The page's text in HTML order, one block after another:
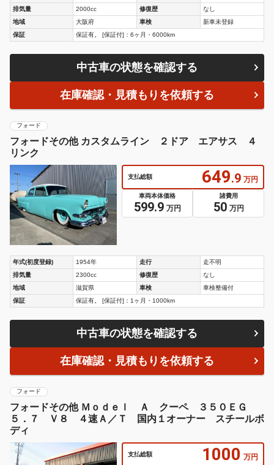
排気量
2000cc 修復歴
なし
地域
大阪府 車検
新車未登録
保証
保証有。 [保証付]：6ヶ月・6000km
中古車の状態を確認する
在庫確認・見積もりを依頼する
フォード
フォードその他 カスタムライン ２ドア エアサス ４
リンク
支払総額 649.9 万円
車両本体価格
599.9 万円
諸費用
50 万円
年式(初度登録) 1954年 走行
走不明
排気量
2300cc 修復歴
なし
地域
滋賀県 車検
車検整備付
保証
保証有。 [保証付]：1ヶ月・1000km
中古車の状態を確認する
在庫確認・見積もりを依頼する
フォード
フォードその他 Ｍｏｄｅｌ Ａ クーペ ３５０ＥＧ
５．７ Ｖ８ ４速Ａ／Ｔ 国内１オーナー スチールボ
ディ
支払総額 1000 万円